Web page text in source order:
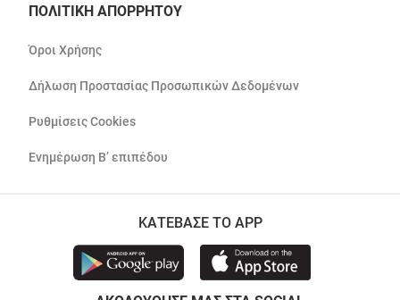
ΠΟΛΙΤΙΚΗ ΑΠΟΡΡΗΤΟΥ
Όροι Χρήσης
Δήλωση Προστασίας Προσωπικών Δεδομένων
Ρυθμίσεις Cookies
Ενημέρωση Β’ επιπέδου
ΚΑΤΕΒΑΣΕ ΤΟ APP